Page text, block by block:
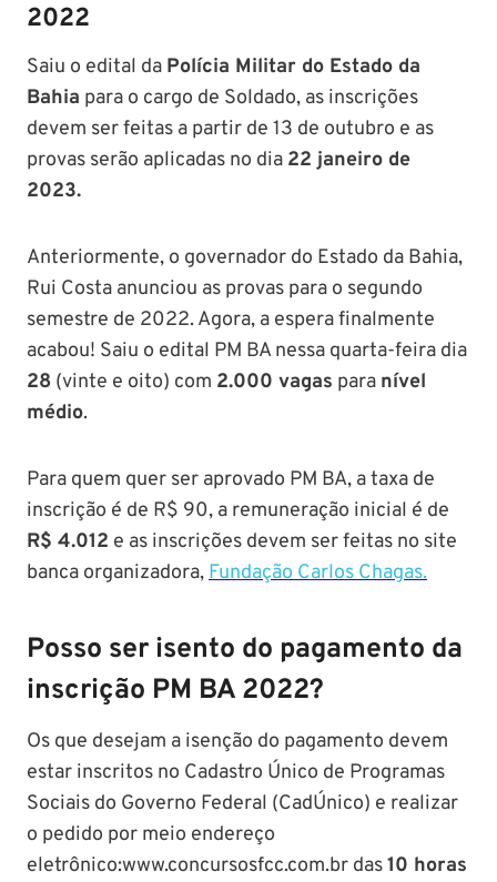
2022
Saiu o edital da Polícia Militar do Estado da
Bahia para o cargo de Soldado, as inscrições
devem ser feitas a partir de 13 de outubro e as
provas serão aplicadas no dia 22 janeiro de
2023.
Anteriormente, o governador do Estado da Bahia,
Rui Costa anunciou as provas para o segundo
semestre de 2022. Agora, a espera finalmente
acabou! Saiu o edital PM BA nessa quarta-feira dia
28 (vinte e oito) com 2.000 vagas para nível
médio.
Para quem quer ser aprovado PM BA, a taxa de
inscrição é de R$ 90, a remuneração inicial é de
R$ 4.012 e as inscrições devem ser feitas no site
banca organizadora,Fundação Carlos Chagas.
Posso ser isento do pagamento da
inscrição PM BA 2022?
Os que desejam a isenção do pagamento devem
estar inscritos no Cadastro Único de Programas
Sociais do Governo Federal (CadÚnico) e realizar
o pedido por meio endereço
eletrônico:www.concursosfcc.com.br das10 horas